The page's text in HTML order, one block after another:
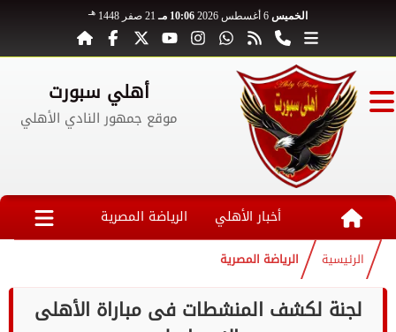
الخميس 10:06 مـ 21 صفر 1448 هـ
أهلي سبورت
موقع جمهور النادي الأهلي
أخبار الأهلي الرياضة المصرية
الرئيسية الرياضة المصرية
لجنة لكشف المنشطات فى مباراة الأهلى